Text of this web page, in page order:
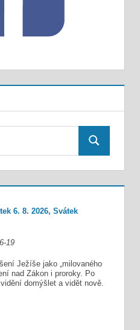
Search
6. 8. 2026, Svátek
19
Ježíše jako „milovaného
nad Zákon i proroky. Po
domýšlet a vidět nově.